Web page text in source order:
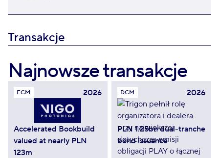
Transakcje
Najnowsze transakcje
ECM 2026
Accelerated Bookbuild
valued at nearly PLN
123m
DCM 2026
PLN 1.25bn dual-tranche
bond issuance